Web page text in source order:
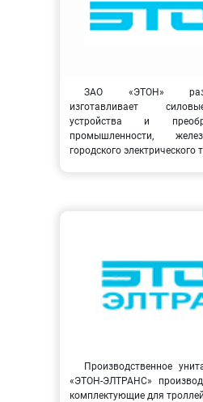
ЗАО «ЭТОН»
изготавливает
устройства и
промышленности,
городского электрического
Производственное
«ЭТОН-ЭЛТРАНС»
комплектующие для